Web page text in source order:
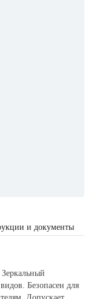
и документы
Безопасен для